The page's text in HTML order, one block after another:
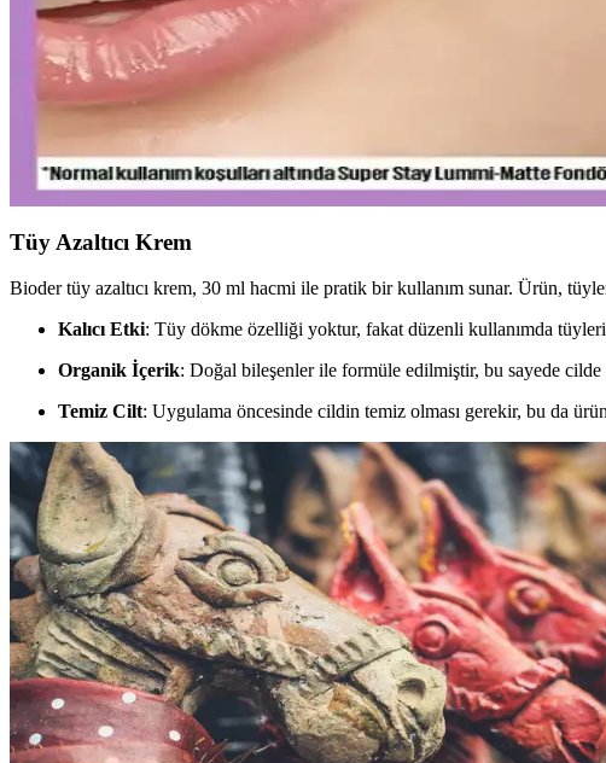
Ağız Bakımı ve Hijyenin Temel Unsurları: Günlük Diş
Diş macunu ve diş fırçası, ağız hijyeninin temel taşlarıdır. Florür içeren
Uzun Süre Kalıcı ve Doğal Mat Fondötenler: Günlük
Kalıcı ve doğal görünüm sunan mat fondötenler, suya ve tere dayanıklı
Tüy Azaltıcı Krem
Bioder tüy azaltıcı krem, 30 ml hacmi ile pratik bir kullanım sunar. Ürün,
Kalıcı Etki: Tüy dökme özelliği yoktur, fakat düzenli kullanımda tüyleri
Organik İçerik: Doğal bileşenler ile formüle edilmiştir, bu sayede cilde
Temiz Cilt: Uygulama öncesinde cildin temiz olması gerekir, bu da